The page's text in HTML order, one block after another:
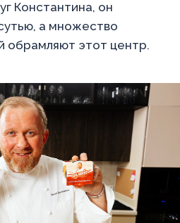
Константина, он
а множество
обрамляют этот центр.